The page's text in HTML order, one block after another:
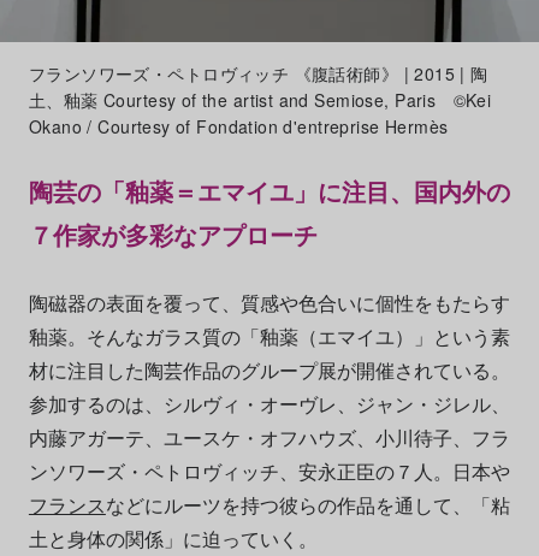
フランソワーズ・ペトロヴィッチ 《腹話術師》 | 2015 | 陶
土、釉薬 Courtesy of the artist and Semiose, Paris ©Kei
Okano / Courtesy of Fondation d'entreprise Hermès
陶芸の「釉薬＝エマイユ」に注目、国内外の
７作家が多彩なアプローチ
陶磁器の表面を覆って、質感や色合いに個性をもたらす
釉薬。そんなガラス質の「釉薬（エマイユ）」という素
材に注目した陶芸作品のグループ展が開催されている。
参加するのは、シルヴィ・オーヴレ、ジャン・ジレル、
内藤アガーテ、ユースケ・オフハウズ、小川待子、フラ
ンソワーズ・ペトロヴィッチ、安永正臣の７人。日本や
フランスなどにルーツを持つ彼らの作品を通して、「粘
土と身体の関係」に迫っていく。